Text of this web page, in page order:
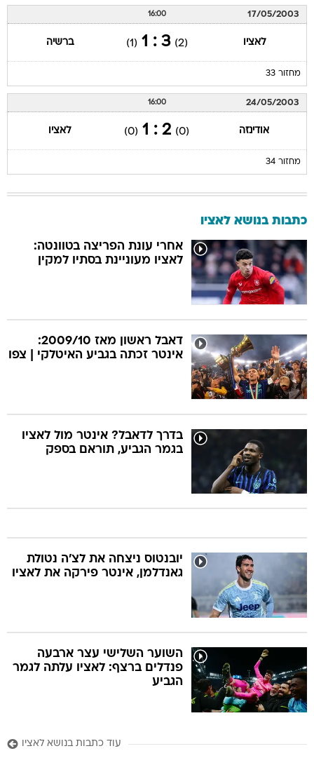
17/05/2003
16:00
לאציו (2)
3 : 1
(1) ברשיה
מחזור 33
24/05/2003
16:00
אודינזה (0)
2 : 1
(0) לאציו
מחזור 34
כתבות בנושא לאציו
אחרי עונת הפריצה בטוונטה:
לאציו מעוניינת בסתיו למקין
דאבל ראשון מאז 2009/10:
אינטר זכתה בגביע האיטלקי | צפו
בדרך לדאבל? אינטר מול לאציו
בגמר הגביע, תוראם בספק
יובנטוס ניצחה את לצ'ה נטולת
גאנדלמן, אינטר פירקה את לאציו
השוער השלישי עצר ארבעה
פנדלים ברצף: לאציו עלתה לגמר
הגביע
עוד כתבות בנושא לאציו